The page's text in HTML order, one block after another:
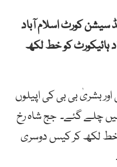
کورٹ اسلام آباد
ہائیکورٹ کو خط لکھ
بشریٰ بی بی کی اپیلوں
چلے گئے۔ جج شاہ رخ
خط لکھ کر کیس دوسری